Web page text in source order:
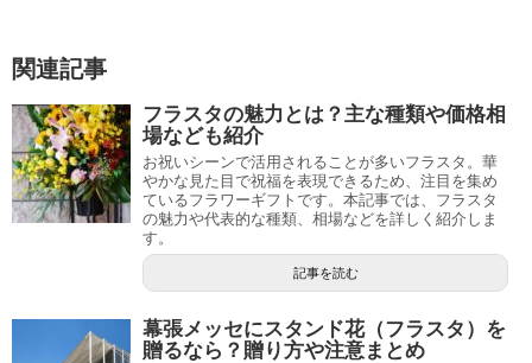
関連記事
フラスタの魅力とは？主な種類や価格相
場なども紹介
お祝いシーンで活用されることが多いフラスタ。華
やかな見た目で祝福を表現できるため、注目を集め
ているフラワーギフトです。本記事では、フラスタ
の魅力や代表的な種類、相場などを詳しく紹介しま
す。
記事を読む
幕張メッセにスタンド花（フラスタ）を
贈るなら？贈り方や注意まとめ